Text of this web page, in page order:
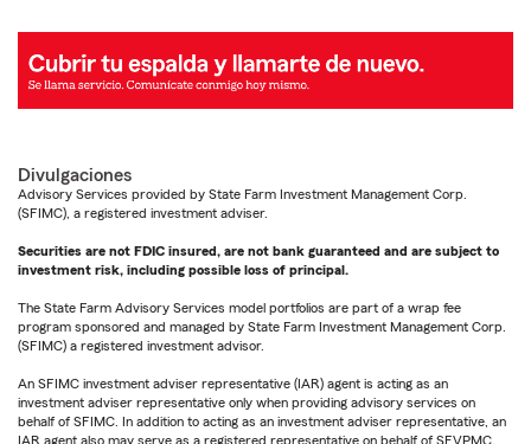
Divulgaciones
Advisory Services provided by State Farm Investment Management Corp.
(SFIMC), a registered investment adviser.
Securities are not FDIC insured, are not bank guaranteed and are subject to
investment risk, including possible loss of principal.
The State Farm Advisory Services model portfolios are part of a wrap fee
program sponsored and managed by State Farm Investment Management Corp.
(SFIMC) a registered investment advisor.
An SFIMC investment adviser representative (IAR) agent is acting as an
investment adviser representative only when providing advisory services on
behalf of SFIMC. In addition to acting as an investment adviser representative, an
IAR agent also may serve as a registered representative on behalf of SFVPMC.